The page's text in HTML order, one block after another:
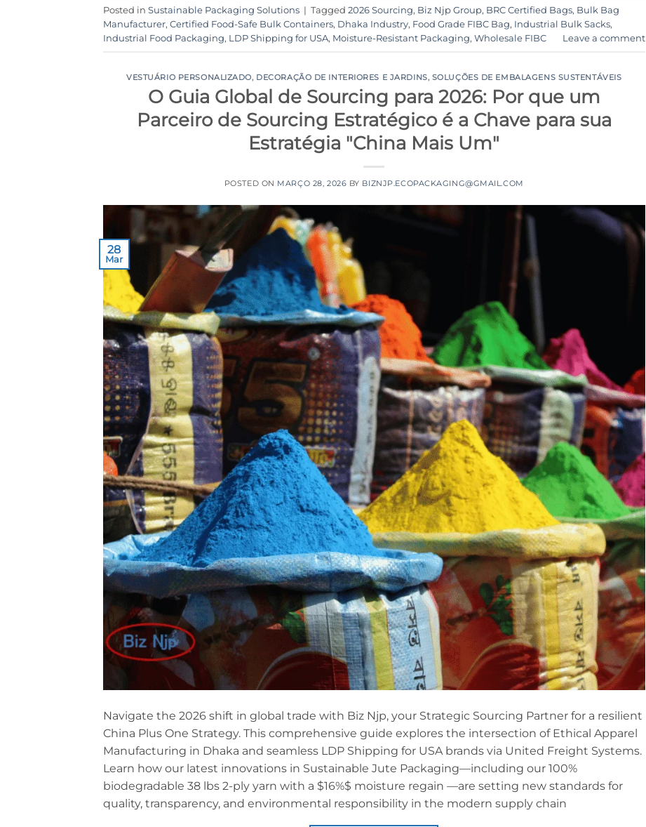
Posted in Sustainable Packaging Solutions | Tagged 2026 Sourcing, Biz Njp Group, BRC Certified Bags, Bulk Bag
Manufacturer, Certified Food-Safe Bulk Containers, Dhaka Industry, Food Grade FIBC Bag, Industrial Bulk Sacks,
Industrial Food Packaging, LDP Shipping for USA, Moisture-Resistant Packaging, Wholesale FIBC Leave a comment
VESTUÁRIO PERSONALIZADO, DECORAÇÃO DE INTERIORES E JARDINS, SOLUÇÕES DE EMBALAGENS SUSTENTÁVEIS
O Guia Global de Sourcing para 2026: Por que um
Parceiro de Sourcing Estratégico é a Chave para sua
Estratégia "China Mais Um"
POSTED ON MARÇO 28, 2026 BY BIZNJP.ECOPACKAGING@GMAIL.COM
28
Mar
Navigate the 2026 shift in global trade with Biz Njp, your Strategic Sourcing Partner for a resilient
China Plus One Strategy. This comprehensive guide explores the intersection of Ethical Apparel
Manufacturing in Dhaka and seamless LDP Shipping for USA brands via United Freight Systems.
Learn how our latest innovations in Sustainable Jute Packaging—including our 100%
biodegradable 38 lbs 2-ply yarn with a $16%$ moisture regain —are setting new standards for
quality, transparency, and environmental responsibility in the modern supply chain